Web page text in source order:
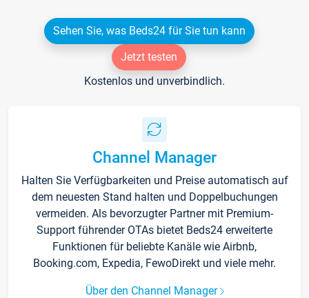
Sehen Sie, was Beds24 für Sie tun kann
Jetzt testen
Kostenlos und unverbindlich.
Channel Manager
Halten Sie Verfügbarkeiten und Preise automatisch auf
dem neuesten Stand halten und Doppelbuchungen
vermeiden. Als bevorzugter Partner mit Premium-
Support führender OTAs bietet Beds24 erweiterte
Funktionen für beliebte Kanäle wie Airbnb,
Booking.com, Expedia, FewoDirekt und viele mehr.
Über den Channel Manager